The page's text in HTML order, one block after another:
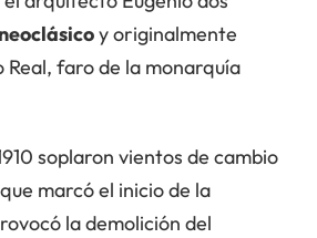
y originalmente
Real, faro de la monarquía
soplaron vientos de cambio
marcó el inicio de la
la demolición del